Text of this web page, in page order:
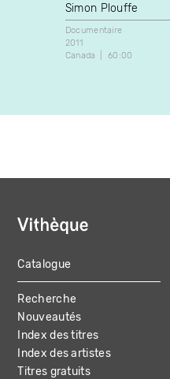
Simon Plouffe
Documentaire
2011
Canada
60:00
MAIN
NAVIGATION
Catalogue
Recherche
Nouveautés
Index des titres
Index des artistes
Titres gratuits